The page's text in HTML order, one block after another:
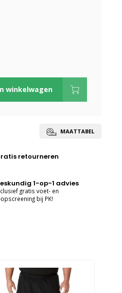
winkelwagen
MAATTABEL
retourneren
1-op-1 advies
gratis voet- en
bij PK!